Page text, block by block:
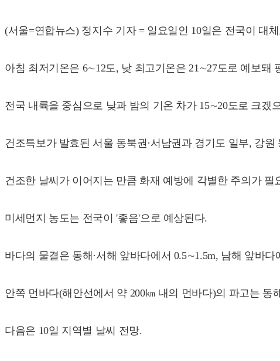
(서울=연합뉴스) 정지수 기자 = 일요일인 10일은 전국이 대
아침 최저기온은 6∼12도, 낮 최고기온은 21∼27도로 예보돼
전국 내륙을 중심으로 낮과 밤의 기온 차가 15∼20도로 크겠
건조특보가 발효된 서울 동북권·서남권과 경기도 일부, 강
건조한 날씨가 이어지는 만큼 화재 예방에 각별한 주의가 필
미세먼지 농도는 전국이 '좋음'으로 예상된다.
바다의 물결은 동해·서해 앞바다에서 0.5∼1.5m, 남해 앞바다
안쪽 먼바다(해안선에서 약 200㎞ 내의 먼바다)의 파고는 동
다음은 10일 지역별 날씨 전망.